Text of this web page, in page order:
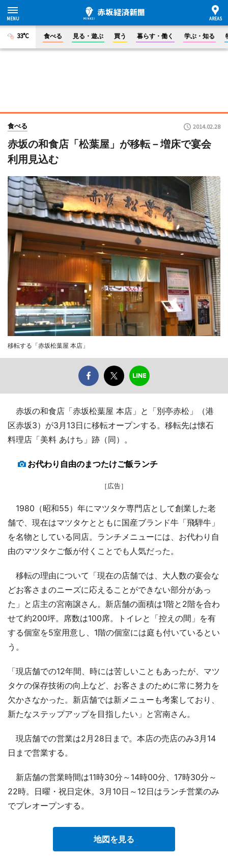
33°C 食べる 見る・遊ぶ 買う 暮らす・働く 学ぶ・知る
食べる 2014.02.28
赤坂の和食店「松葉屋」が移転－増床で宴会
利用見込む
移転する「赤坂松葉屋 本店」
赤坂の和食店「赤坂松葉屋 本店」と「別亭赤松」（港
区赤坂3）が3月13日に移転オープンする。移転先は懐石
料理店「美料 あけち」跡（同）。
お代わり自由のまつたけご飯ランチ
［広告］
1980（昭和55）年にマツタケ専門店として創業した老
舗で、現在はマツタケとともに国産ブランド牛「飛騨牛」
を名物としている同店。ランチメニューには、お代わり自
由のマツタケご飯が付くことでも人気だった。
移転の理由について「現在の店舗では、大人数の宴会な
どお客さまのニーズに応えることができない部分があっ
た」と店主の宮南譲さん。新店舗の面積は1階と2階を合わ
せて約200坪。席数は100席。トイレと「控えの間」を有
する個室を5室用意し、1階の個室には庭も付いているとい
う。
「現店舗での12年間、時には苦しいこともあったが、マツ
タケの保存技術の向上など、お客さまのために常に努力を
欠かさなかった。新店舗では新メニューも考案しており、
新たなステップアップを目指したい」と宮南さん。
現店舗での営業は2月28日まで。本店の売店のみ3月14
日まで営業する。
新店舗の営業時間は11時30分～14時00分、17時30分～
22時。日曜・祝日定休。3月10日～12日はランチ営業のみ
でプレオープンする。
地図を見る